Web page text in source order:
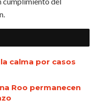
calma por casos
Roo permanecen